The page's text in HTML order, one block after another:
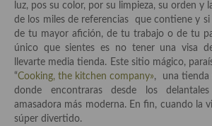
Especias, hierbas, condimentos,
Historia de la gastronomía, platos
historias culinarias y otras cosas
Origen y evolución de la comida
Protocolo y buenas maneras.
luz, pos su color, por su limpieza, su orden y
de los miles de referencias que contiene y si
de tu mayor afición, de tu trabajo o de tu
único que sientes es no tener una visa
llevarte media tienda. Este sitio mágico,
“Cooking, the kitchen company», una tienda
donde encontraras desde los
amasadora más moderna. En fin, cuando la
súper divertido.